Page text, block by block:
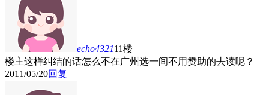
echo432111楼
楼主这样纠结的话怎么不在广州选一间不用赞助的去读呢？
2011/05/20回复